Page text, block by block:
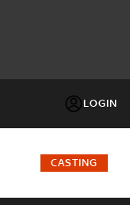
LOGIN
FACTOR
CASTING